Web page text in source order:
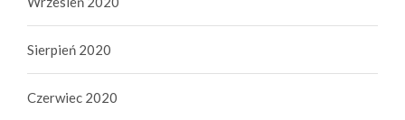
Sierpień 2020
Czerwiec 2020